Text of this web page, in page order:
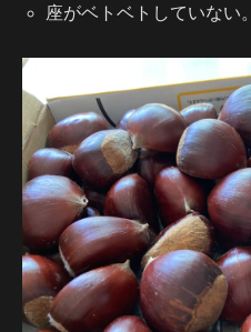
座がベトベトしていない。